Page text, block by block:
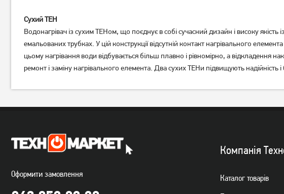
Бойлер Midea ECO D100-
20ED2 (D)
10 399 грн
Бойлер Midea ECO D80-15F6
(D)
6 539грн
Бойлер Midea
компакт
4 159грн
Сухий ТЕН
Водонагрівач із сухим ТЕНом, що поєднує в собі сучасний дизайн і високу
емальованих трубках. У цій конструкції відсутній контакт нагрівального
цьому нагрівання води відбувається більш плавно і рівномірно, а відкладення
ремонт і заміну нагрівального елемента. Два сухих ТЕНи підвищують надійність
Оформити замовлення
Компанiя
Каталог товарiв